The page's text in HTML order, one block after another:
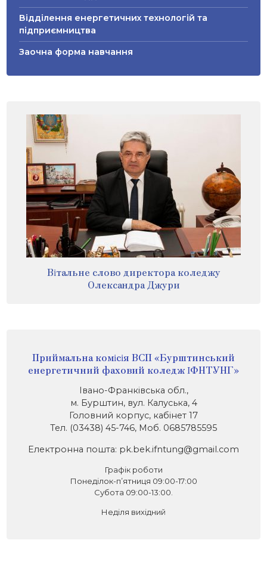
Відділення енергетичних технологій та
підприємництва
Заочна форма навчання
Вітальне слово директора коледжу
Олександра Джури
Приймальна комісія ВСП «Бурштинський
енергетичний фаховий коледж ІФНТУНГ»
Івано-Франківська обл.,
м. Бурштин, вул. Калуська, 4
Головний корпус, кабінет 17
Тел. (03438) 45-746, Моб. 0685785595
Електронна пошта: pk.bek.ifntung@gmail.com
Графік роботи
Понеділок-п’ятниця 09:00-17:00
Субота 09:00-13:00.
Неділя вихідний